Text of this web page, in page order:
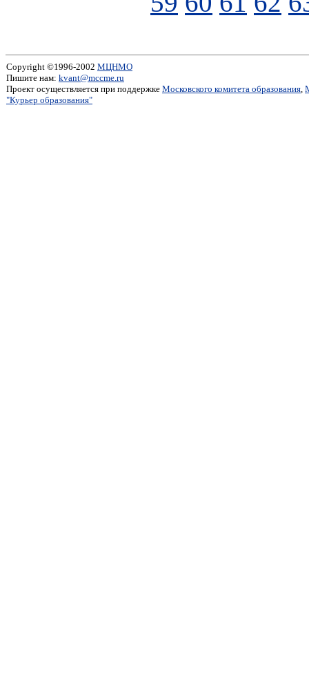
Copyright ©1996-2002 МЦНМО
Пишите нам: kvant@mccme.ru
Проект осуществляется при поддержке Московского комитета образования,
"Курьер образования"